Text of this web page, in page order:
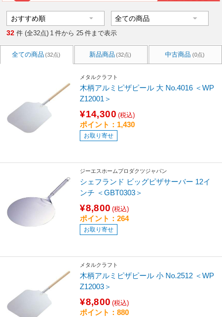
32 件 (全32点) 1 件から 25 件まで表示
全ての商品 (32点) 新品商品 (32点) 中古商品 (0点)
メタルクラフト
木柄アルミピザピール 大 No.4016 ＜WP
Z12001＞
¥14,300 (税込)
ポイント：1,430
お取り寄せ
ジーエスホームプロダクツジャパン
シェフランド ビッグピザサーバー 12イ
ンチ ＜GBT0303＞
¥8,800 (税込)
ポイント：264
お取り寄せ
メタルクラフト
木柄アルミピザピール 小 No.2512 ＜WP
Z12003＞
¥8,800 (税込)
ポイント：880